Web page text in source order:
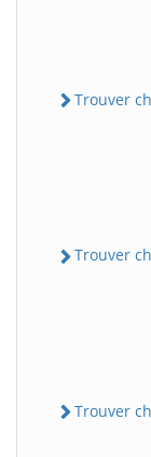
Trouver
Trouver
Trouver